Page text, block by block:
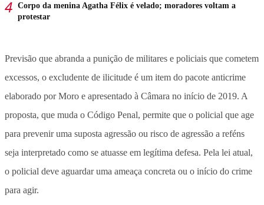
Corpo da menina Agatha Félix é velado; moradores voltam a
protestar
Previsão que abranda a punição de militares e policiais que cometem
excessos, o excludente de ilicitude é um item do pacote anticrime
elaborado por Moro e apresentado à Câmara no início de 2019. A
proposta, que muda o Código Penal, permite que o policial que age
para prevenir uma suposta agressão ou risco de agressão a reféns
seja interpretado como se atuasse em legítima defesa. Pela lei atual,
o policial deve aguardar uma ameaça concreta ou o início do crime
para agir.